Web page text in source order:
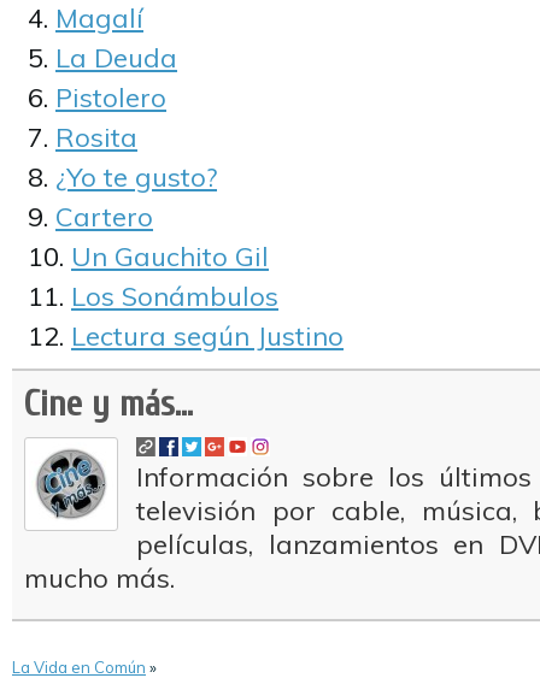
Magalí
La Deuda
Pistolero
Rosita
¿Yo te gusto?
Cartero
Un Gauchito Gil
Los Sonámbulos
Lectura según Justino
Cine y más...
Información sobre los
televisión por cable, música,
películas, lanzamientos en
mucho más.
La Vida en Común »